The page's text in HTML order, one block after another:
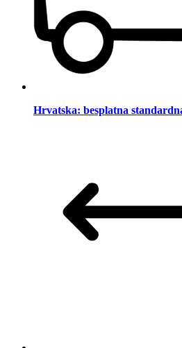
Hrvatska: besplatna